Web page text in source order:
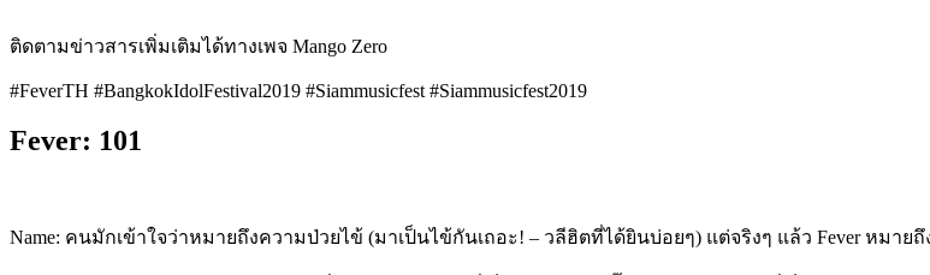
ติดตามข่าวสารเพิ่มเติมได้ทางเพจ Mango Zero
#FeverTH #BangkokIdolFestival2019 #Siammusicfest #Siammusicfest2019
Fever: 101
Name: คนมักเข้าใจว่าหมายถึงความป่วยไข้ (มาเป็นไข้กันเถอะ! – วลีฮิตที่ได้ยินบ่อยๆ) แต่จริงๆ แล้ว Fever หมา